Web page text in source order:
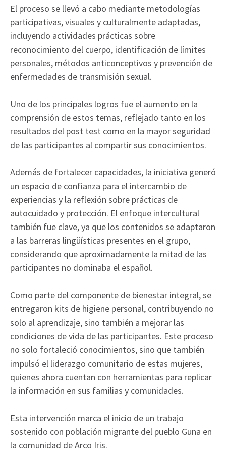
El proceso se llevó a cabo mediante metodologías
participativas, visuales y culturalmente adaptadas,
incluyendo actividades prácticas sobre
reconocimiento del cuerpo, identificación de límites
personales, métodos anticonceptivos y prevención de
enfermedades de transmisión sexual.
Uno de los principales logros fue el aumento en la
comprensión de estos temas, reflejado tanto en los
resultados del post test como en la mayor seguridad
de las participantes al compartir sus conocimientos.
Además de fortalecer capacidades, la iniciativa generó
un espacio de confianza para el intercambio de
experiencias y la reflexión sobre prácticas de
autocuidado y protección. El enfoque intercultural
también fue clave, ya que los contenidos se adaptaron
a las barreras lingüísticas presentes en el grupo,
considerando que aproximadamente la mitad de las
participantes no dominaba el español.
Como parte del componente de bienestar integral, se
entregaron kits de higiene personal, contribuyendo no
solo al aprendizaje, sino también a mejorar las
condiciones de vida de las participantes. Este proceso
no solo fortaleció conocimientos, sino que también
impulsó el liderazgo comunitario de estas mujeres,
quienes ahora cuentan con herramientas para replicar
la información en sus familias y comunidades.
Esta intervención marca el inicio de un trabajo
sostenido con población migrante del pueblo Guna en
la comunidad de Arco Iris.